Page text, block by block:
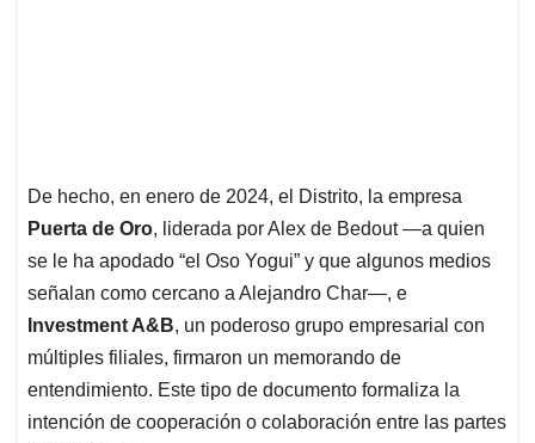
De hecho, en enero de 2024, el Distrito, la empresa
Puerta de Oro, liderada por Alex de Bedout —a quien
se le ha apodado “el Oso Yogui” y que algunos medios
señalan como cercano a Alejandro Char—, e
Investment A&B, un poderoso grupo empresarial con
múltiples filiales, firmaron un memorando de
entendimiento. Este tipo de documento formaliza la
intención de cooperación o colaboración entre las partes